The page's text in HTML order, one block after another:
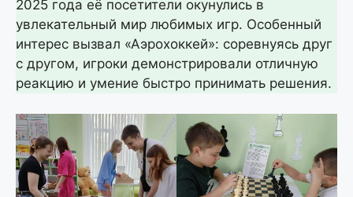
2025 года её посетители окунулись в
увлекательный мир любимых игр. Особенный
интерес вызвал «Аэрохоккей»: соревнуясь друг
с другом, игроки демонстрировали отличную
реакцию и умение быстро принимать решения.